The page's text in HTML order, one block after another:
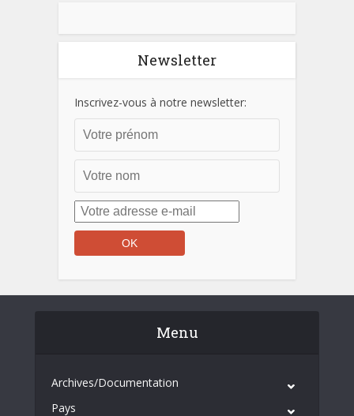
Newsletter
Inscrivez-vous à notre newsletter:
Menu
Archives/Documentation
Pays